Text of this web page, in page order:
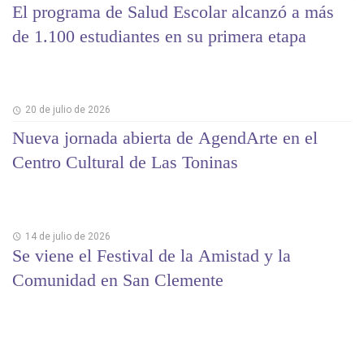
El programa de Salud Escolar alcanzó a más
de 1.100 estudiantes en su primera etapa
20 de julio de 2026
Nueva jornada abierta de AgendArte en el
Centro Cultural de Las Toninas
14 de julio de 2026
Se viene el Festival de la Amistad y la
Comunidad en San Clemente